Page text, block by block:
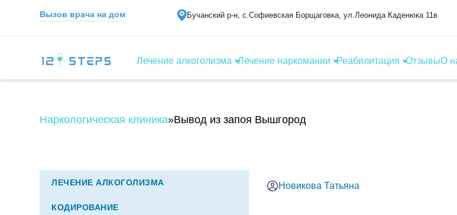
Вызов врача на дом Бучанский р-н, с.Софиевская Борщаговка, ул.Леонида Каденюка 11в
Лечение алкоголизма Лечение наркомании Реабилитация ОтзывыО
Наркологическая клиника»Вывод из запоя Вышгород
ЛЕЧЕНИЕ АЛКОГОЛИЗМА
КОДИРОВАНИЕ
Новикова Татьяна